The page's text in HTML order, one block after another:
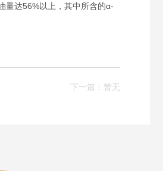
量达56%以上，其中所含的α-
下一篇：暂无